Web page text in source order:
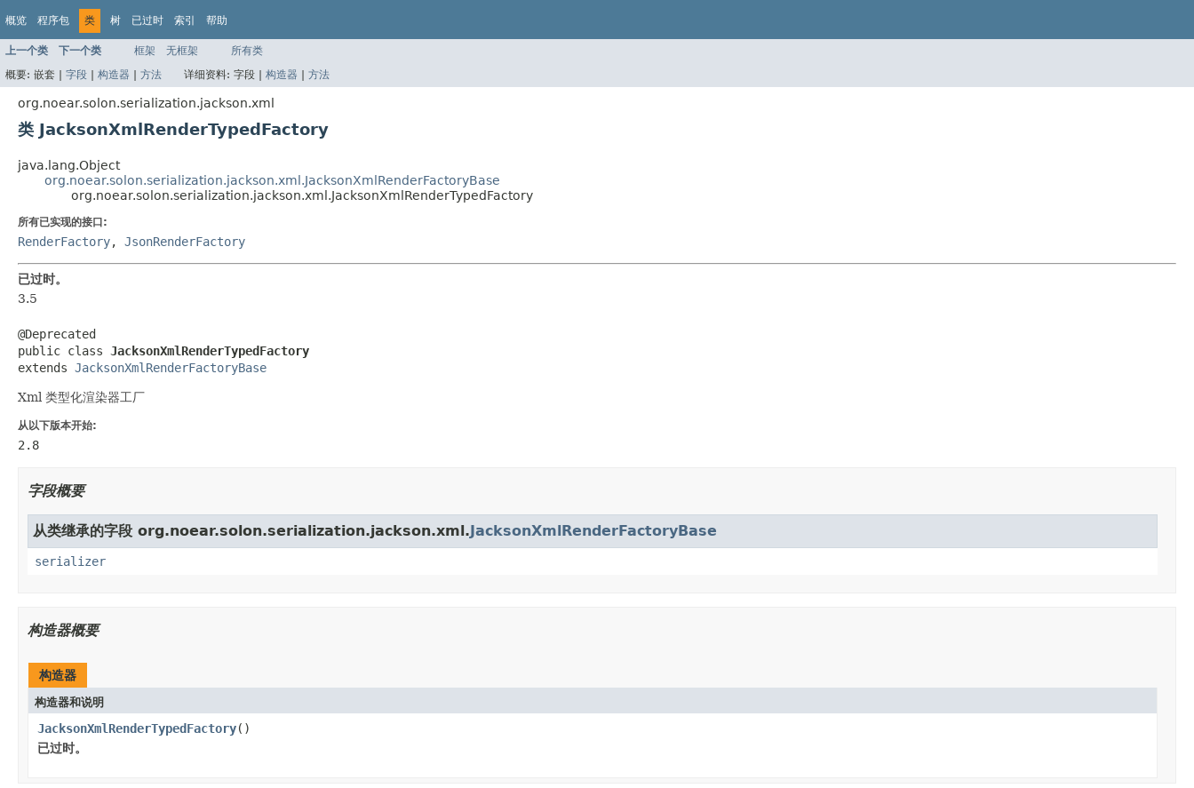
概览 程序包 类 树 已过时 索引 帮助
上一个类 下一个类 框架 无框架
所有类
概要: 嵌套 | 字段 | 构造器 | 方法 详细资料: 字段 | 构造器 | 方法
org.noear.solon.serialization.jackson.xml
类 JacksonXmlRenderTypedFactory
java.lang.Object
org.noear.solon.serialization.jackson.xml.JacksonXmlRenderFactoryBase
org.noear.solon.serialization.jackson.xml.JacksonXmlRenderTypedFactory
所有已实现的接口:
RenderFactory, JsonRenderFactory
已过时。
3.5
@Deprecated
public class JacksonXmlRenderTypedFactory
extends JacksonXmlRenderFactoryBase
Xml 类型化渲染器工厂
从以下版本开始:
2.8
字段概要
从类继承的字段 org.noear.solon.serialization.jackson.xml.JacksonXmlRenderFactoryBase
serializer
构造器概要
构造器
构造器和说明
JacksonXmlRenderTypedFactory()
已过时。